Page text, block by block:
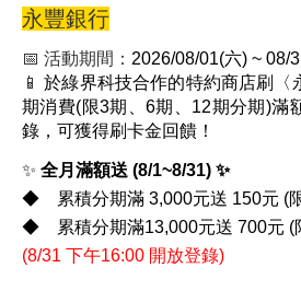
永豐銀行
📅 活動期間： 2026/08/01(六) ~ 08/
📱於綠界科技合作的特約商店刷〈
期消費(限3期、6期、12期分期)滿
錄，可獲得刷卡金回饋！
✨ 全月滿額送 (8/1~8/31) ✨
◆ 累積分期滿 3,000元送 150元 (
◆ 累積分期滿13,000元送 700元 (
(8/31 下午16:00 開放登錄)